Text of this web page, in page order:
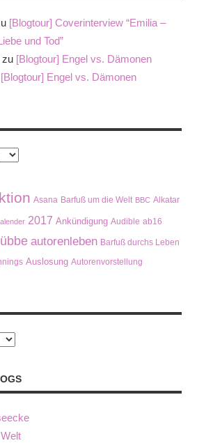
[Blogtour] Coverinterview “Emilia –
und Tod”
zu [Blogtour] Engel vs. Dämonen
[Blogtour] Engel vs. Dämonen
Asana Barfuß um die Welt BBC Alkatar
2017 Ankündigung Audible ab16
autorenleben Barfuß durchs Leben
Auslosung Autorenvorstellung